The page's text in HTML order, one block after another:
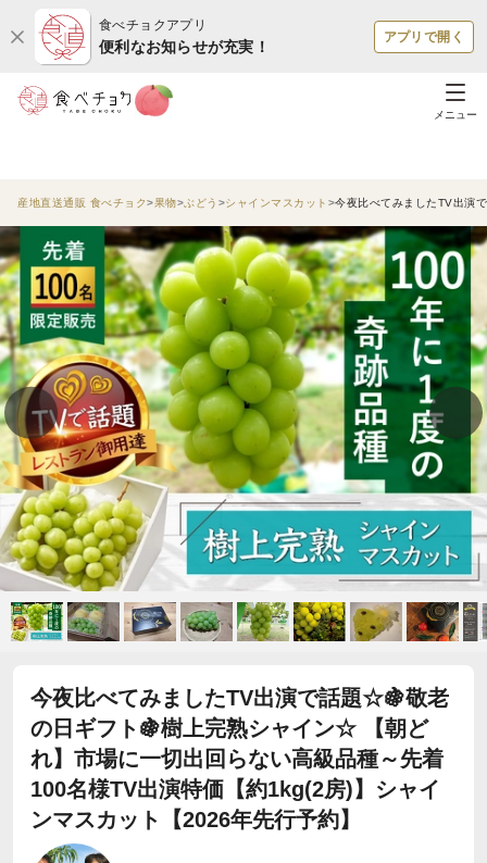
食べチョクアプリ
便利なお知らせが充実！
アプリで開く
メニュー
産地直送通販 食べチョク 果物 ぶどう シャインマスカット 今夜比べてみましたTV出演
今夜比べてみましたTV出演で話題☆🍇敬老
の日ギフト🍇樹上完熟シャイン☆ 【朝ど
れ】市場に一切出回らない高級品種～先着
100名様TV出演特価【約1kg(2房)】シャイ
ンマスカット【2026年先行予約】